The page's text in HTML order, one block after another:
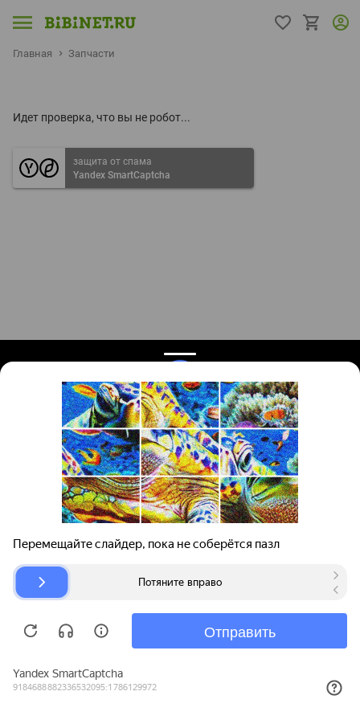
Главная Запчасти
Идет проверка, что вы не робот...
защита от спама
Yandex SmartCaptcha
Поиск запчастей
Для автокомпаний
Авторазборки
О проекте
Помощь
Карта сайта
© bibinet.ru - система поиска запчастей,
Copyright 2010-2026 Все права защищены